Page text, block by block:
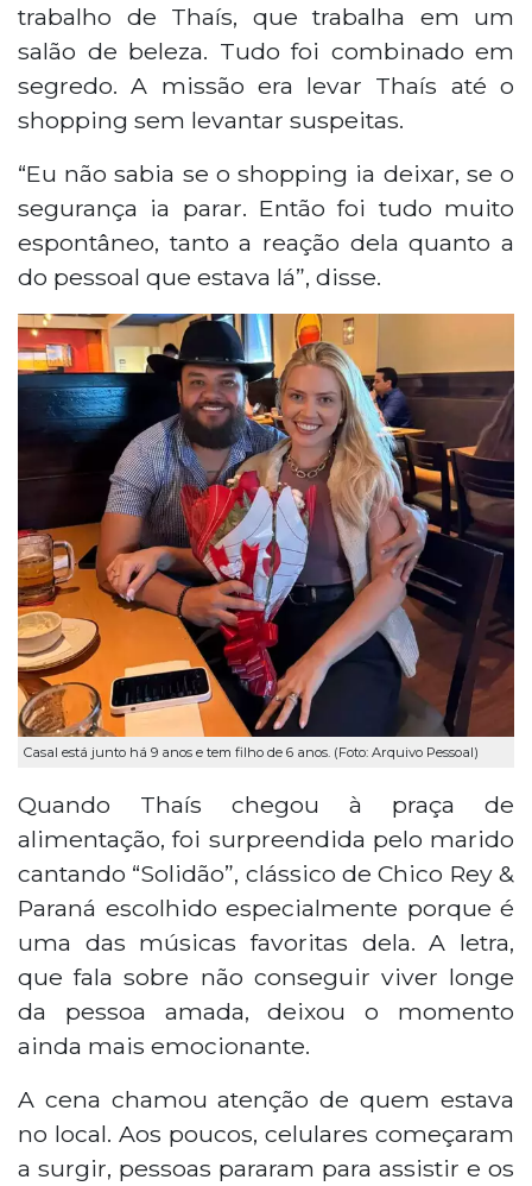
trabalho de Thaís, que trabalha em um
salão de beleza. Tudo foi combinado em
segredo. A missão era levar Thaís até o
shopping sem levantar suspeitas.
“Eu não sabia se o shopping ia deixar, se o
segurança ia parar. Então foi tudo muito
espontâneo, tanto a reação dela quanto a
do pessoal que estava lá”, disse.
Casal está junto há 9 anos e tem filho de 6 anos. (Foto: Arquivo Pessoal)
Quando Thaís chegou à praça de
alimentação, foi surpreendida pelo marido
cantando “Solidão”, clássico de Chico Rey &
Paraná escolhido especialmente porque é
uma das músicas favoritas dela. A letra,
que fala sobre não conseguir viver longe
da pessoa amada, deixou o momento
ainda mais emocionante.
A cena chamou atenção de quem estava
no local. Aos poucos, celulares começaram
a surgir, pessoas pararam para assistir e os